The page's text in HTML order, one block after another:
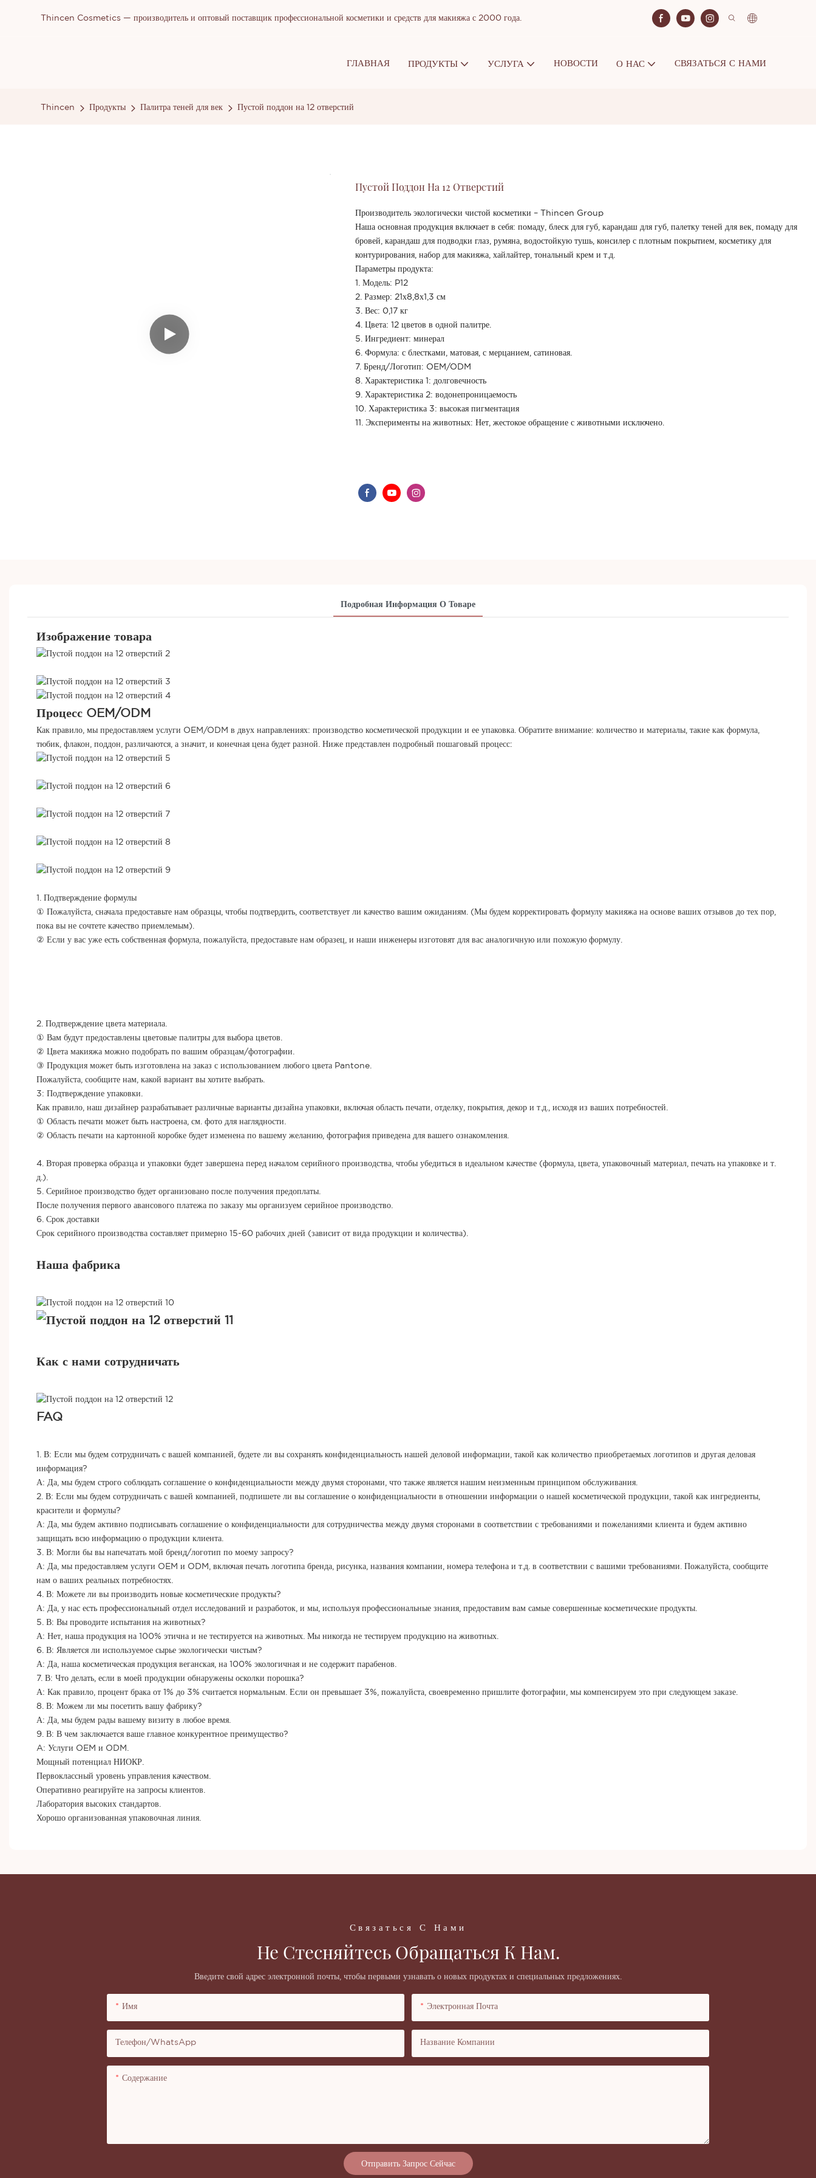
Thincen Cosmetics — производитель и оптовый поставщик профессиональной косметики и средств для макияжа с 2000 года.
ГЛАВНАЯ ПРОДУКТЫ УСЛУГА НОВОСТИ О НАС СВЯЗАТЬСЯ С НАМИ
Thincen Продукты Палитра теней для век Пустой поддон на 12 отверстий
Пустой Поддон На 12 Отверстий
Производитель экологически чистой косметики – Thincen Group
Наша основная продукция включает в себя: помаду, блеск для губ, карандаш для губ, палетку теней для век, помаду для
бровей, карандаш для подводки глаз, румяна, водостойкую тушь, консилер с плотным покрытием, косметику для
контурирования, набор для макияжа, хайлайтер, тональный крем и т.д.
Параметры продукта:
1. Модель: P12
2. Размер: 21х8,8х1,3 см
3. Вес: 0,17 кг
4. Цвета: 12 цветов в одной палитре.
5. Ингредиент: минерал
6. Формула: с блестками, матовая, с мерцанием, сатиновая.
7. Бренд/Логотип: OEM/ODM
8. Характеристика 1: долговечность
9. Характеристика 2: водонепроницаемость
10. Характеристика 3: высокая пигментация
11. Эксперименты на животных: Нет, жестокое обращение с животными исключено.
Подробная Информация О Товаре
Изображение товара
Процесс OEM/ODM
Как правило, мы предоставляем услуги OEM/ODM в двух направлениях: производство косметической продукции и ее упаковка. Обратите внимание: количество и материалы, такие как формула,
тюбик, флакон, поддон, различаются, а значит, и конечная цена будет разной. Ниже представлен подробный пошаговый процесс:
1. Подтверждение формулы
① Пожалуйста, сначала предоставьте нам образцы, чтобы подтвердить, соответствует ли качество вашим ожиданиям. (Мы будем корректировать формулу макияжа на основе ваших отзывов до тех пор,
пока вы не сочтете качество приемлемым).
② Если у вас уже есть собственная формула, пожалуйста, предоставьте нам образец, и наши инженеры изготовят для вас аналогичную или похожую формулу.
2. Подтверждение цвета материала.
① Вам будут предоставлены цветовые палитры для выбора цветов.
② Цвета макияжа можно подобрать по вашим образцам/фотографии.
③ Продукция может быть изготовлена ​​на заказ с использованием любого цвета Pantone.
Пожалуйста, сообщите нам, какой вариант вы хотите выбрать.
3: Подтверждение упаковки.
Как правило, наш дизайнер разрабатывает различные варианты дизайна упаковки, включая область печати, отделку, покрытия, декор и т.д., исходя из ваших потребностей.
① Область печати может быть настроена, см. фото для наглядности.
② Область печати на картонной коробке будет изменена по вашему желанию, фотография приведена для вашего ознакомления.
4. Вторая проверка образца и упаковки будет завершена перед началом серийного производства, чтобы убедиться в идеальном качестве (формула, цвета, упаковочный материал, печать на упаковке и т.
д.).
5. Серийное производство будет организовано после получения предоплаты.
После получения первого авансового платежа по заказу мы организуем серийное производство.
6. Срок доставки
Срок серийного производства составляет примерно 15-60 рабочих дней (зависит от вида продукции и количества).
Наша фабрика
Как с нами сотрудничать
FAQ
1. В: Если мы будем сотрудничать с вашей компанией, будете ли вы сохранять конфиденциальность нашей деловой информации, такой как количество приобретаемых логотипов и другая деловая
информация?
А: Да, мы будем строго соблюдать соглашение о конфиденциальности между двумя сторонами, что также является нашим неизменным принципом обслуживания.
2. В: Если мы будем сотрудничать с вашей компанией, подпишете ли вы соглашение о конфиденциальности в отношении информации о нашей косметической продукции, такой как ингредиенты,
красители и формулы?
А: Да, мы будем активно подписывать соглашение о конфиденциальности для сотрудничества между двумя сторонами в соответствии с требованиями и пожеланиями клиента и будем активно
защищать всю информацию о продукции клиента.
3. В: Могли бы вы напечатать мой бренд/логотип по моему запросу?
А: Да, мы предоставляем услуги OEM и ODM, включая печать логотипа бренда, рисунка, названия компании, номера телефона и т.д. в соответствии с вашими требованиями. Пожалуйста, сообщите
нам о ваших реальных потребностях.
4. В: Можете ли вы производить новые косметические продукты?
А: Да, у нас есть профессиональный отдел исследований и разработок, и мы, используя профессиональные знания, предоставим вам самые совершенные косметические продукты.
5. В: Вы проводите испытания на животных?
А: Нет, наша продукция на 100% этична и не тестируется на животных. Мы никогда не тестируем продукцию на животных.
6. В: Является ли используемое сырье экологически чистым?
А: Да, наша косметическая продукция веганская, на 100% экологичная и не содержит парабенов.
7. В: Что делать, если в моей продукции обнаружены осколки порошка?
А: Как правило, процент брака от 1% до 3% считается нормальным. Если он превышает 3%, пожалуйста, своевременно пришлите фотографии, мы компенсируем это при следующем заказе.
8. В: Можем ли мы посетить вашу фабрику?
А: Да, мы будем рады вашему визиту в любое время.
9. В: В чем заключается ваше главное конкурентное преимущество?
A: Услуги OEM и ODM.
Мощный потенциал НИОКР.
Первоклассный уровень управления качеством.
Оперативно реагируйте на запросы клиентов.
Лаборатория высоких стандартов.
Хорошо организованная упаковочная линия.
Связаться С Нами
Не Стесняйтесь Обращаться К Нам.
Введите свой адрес электронной почты, чтобы первыми узнавать о новых продуктах и ​​специальных предложениях.
Имя Электронная Почта
Телефон/WhatsApp Название Компании
Содержание
Отправить Запрос Сейчас